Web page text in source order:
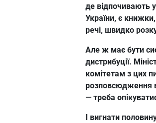
де відпочивають
України, є
речі, швидко
Але ж має бути
дистрибуції.
комітетам з цих
розповсюдження
— треба
І вигнати